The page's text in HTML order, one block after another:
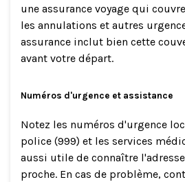
une assurance voyage qui
les annulations et autres
assurance inclut bien cette
avant votre départ.
Numéros d'urgence et assistance
Notez les numéros d'urgence
police (999) et les services
aussi utile de connaître
proche. En cas de problème,